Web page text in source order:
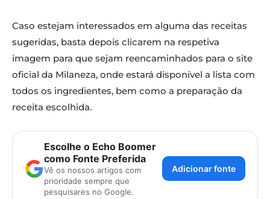
Caso estejam interessados em alguma das receitas
sugeridas, basta depois clicarem na respetiva
imagem para que sejam reencaminhados para o site
oficial da Milaneza, onde estará disponível a lista com
todos os ingredientes, bem como a preparação da
receita escolhida.
Escolhe o Echo Boomer
como Fonte Preferida
Vê os nossos artigos com
prioridade sempre que
pesquisares no Google.
Adicionar fonte